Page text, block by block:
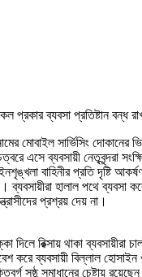
ব্যবসা প্রতিষ্টান বন্ধ
মোবাইল সার্ভিসিং দোকানের
এসে ব্যবসায়ী
বাহিনীর প্রতি দৃষ্টি
হালাল পথে ব্যবসা
প্রশ্রয় দেয় না।
রিক্সায় থাকা ব্যবসায়ীরা
করে ব্যবসায়ী বিল্লাল
সুষ্ঠু সমাধানের চেষ্টায়